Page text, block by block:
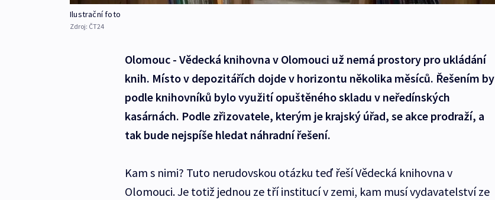
Ilustrační foto
Zdroj: ČT24
Olomouc - Vědecká knihovna v Olomouci už nemá prostory pro ukládání
knih. Místo v depozitářích dojde v horizontu několika měsíců. Řešením by
podle knihovníků bylo využití opuštěného skladu v neředínských
kasárnách. Podle zřizovatele, kterým je krajský úřad, se akce prodraží, a
tak bude nejspíše hledat náhradní řešení.
Kam s nimi? Tuto nerudovskou otázku teď řeší Vědecká knihovna v
Olomouci. Je totiž jednou ze tří institucí v zemi, kam musí vydavatelství ze